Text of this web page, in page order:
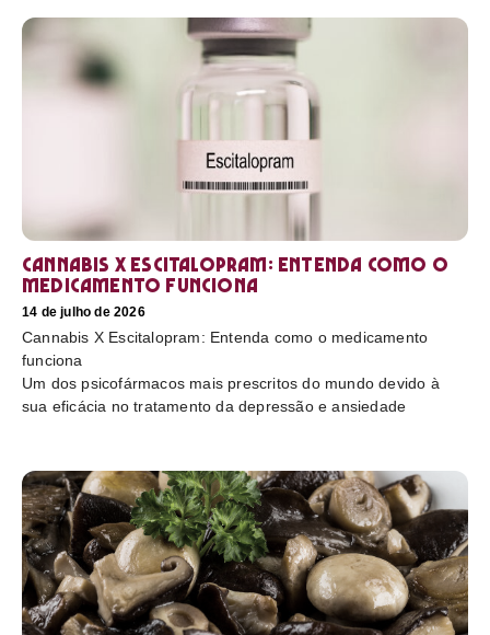
Cannabis X Escitalopram: Entenda como o
medicamento funciona
14 de julho de 2026
Cannabis X Escitalopram: Entenda como o medicamento
funciona
Um dos psicofármacos mais prescritos do mundo devido à
sua eficácia no tratamento da depressão e ansiedade